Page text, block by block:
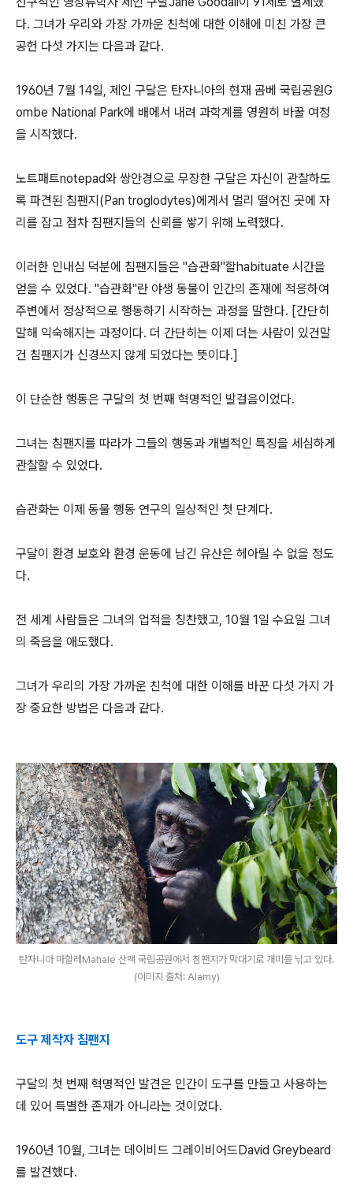
다. 그녀가 우리와 가장 가까운 친척에 대한 이해에 미친 가장 큰
공헌 다섯 가지는 다음과 같다.
1960년 7월 14일, 제인 구달은 탄자니아의 현재 곰베 국립공원G
ombe National Park에 배에서 내려 과학계를 영원히 바꿀 여정
을 시작했다.
노트패트notepad와 쌍안경으로 무장한 구달은 자신이 관찰하도
록 파견된 침팬지(Pan troglodytes)에게서 멀리 떨어진 곳에 자
리를 잡고 점차 침팬지들의 신뢰를 쌓기 위해 노력했다.
이러한 인내심 덕분에 침팬지들은 "습관화"할habituate 시간을
얻을 수 있었다. "습관화"란 야생 동물이 인간의 존재에 적응하여
주변에서 정상적으로 행동하기 시작하는 과정을 말한다. [간단히
말해 익숙해지는 과정이다. 더 간단히는 이제 더는 사람이 있건말
건 침팬지가 신경쓰지 않게 되었다는 뜻이다.]
이 단순한 행동은 구달의 첫 번째 혁명적인 발걸음이었다.
그녀는 침팬지를 따라가 그들의 행동과 개별적인 특징을 세심하게
관찰할 수 있었다.
습관화는 이제 동물 행동 연구의 일상적인 첫 단계다.
구달이 환경 보호와 환경 운동에 남긴 유산은 헤아릴 수 없을 정도
다.
전 세계 사람들은 그녀의 업적을 칭찬했고, 10월 1일 수요일 그녀
의 죽음을 애도했다.
그녀가 우리의 가장 가까운 친척에 대한 이해를 바꾼 다섯 가지 가
장 중요한 방법은 다음과 같다.
탄자니아 마할레Mahale 산맥 국립공원에서 침팬지가 막대기로 개미를 낚고 있다.
(이미지 출처: Alamy)
도구 제작자 침팬지
구달의 첫 번째 혁명적인 발견은 인간이 도구를 만들고 사용하는
데 있어 특별한 존재가 아니라는 것이었다.
1960년 10월, 그녀는 데이비드 그레이비어드David Greybeard
를 발견했다.